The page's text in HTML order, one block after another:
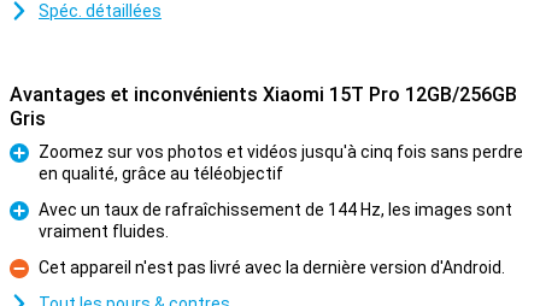
Spéc. détaillées
Avantages et inconvénients Xiaomi 15T Pro 12GB/256GB
Gris
Pour
Zoomez sur vos photos et vidéos jusqu'à cinq fois sans perdre
en qualité, grâce au téléobjectif
Pour
Avec un taux de rafraîchissement de 144 Hz, les images sont
vraiment fluides.
Contre
Cet appareil n'est pas livré avec la dernière version d'Android.